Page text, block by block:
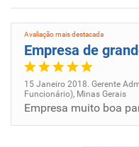
Avaliação mais destacada
Empresa de
15 Janeiro 2018. Gerente
Funcionário), Minas Gerais
Empresa muito boa